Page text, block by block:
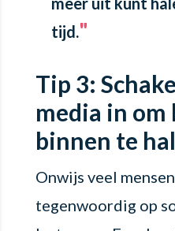
tijd.
Tip 3:
media in
binnen te
Onwijs veel
tegenwoordig op